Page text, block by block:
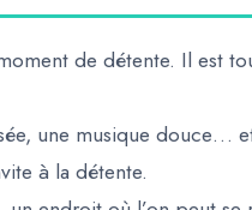
de détente. Il est
une musique douce…
à la détente.